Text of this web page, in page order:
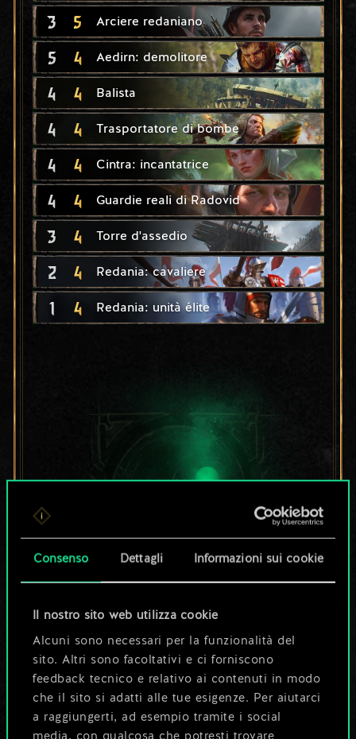
Consenso Dettagli Informazioni sui cookie
Il nostro sito web utilizza cookie
Alcuni sono necessari per la funzionalità del
sito. Altri sono facoltativi e ci forniscono
feedback tecnico e relativo ai contenuti in modo
che il sito si adatti alle tue esigenze. Per aiutarci
a raggiungerti, ad esempio tramite i social
media, con qualcosa che potresti trovare
3 5 Arciere redaniano
5 4 Aedirn: demolitore
4 4 Balista
4 4 Trasportatore di bombe
4 4 Cintra: incantatrice
4 4 Guardie reali di Radovid
3 4 Torre d'assedio
2 4 Redania: cavaliere
1 4 Redania: unità élite
Per ora, è solo un
set di carte
condiviso.
Ma può diventare